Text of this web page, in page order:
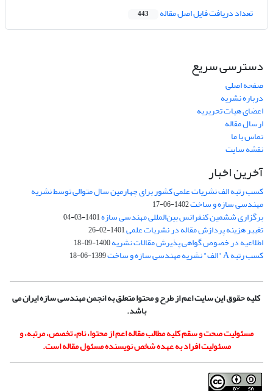
تعداد دریافت فایل اصل مقاله 443
دسترسی سریع
صفحه اصلی
درباره نشریه
اعضای هیات تحریریه
ارسال مقاله
تماس با ما
نقشه سایت
آخرین اخبار
کسب رتبه الف نشریات علمی کشور برای چهارمین سال متوالی توسط نشریه
مهندسی سازه و ساخت1402-06-17
برگزاری ششمین کنفرانس بین‌المللی مهندسی سازه1401-03-04
تغییر هزینه پردازش مقاله در نشریات علمی1401-02-26
اطلاعیه در خصوص گواهی پذیرش مقالات نشریه1400-09-18
کسب رتبه A "الف" نشریه مهندسی سازه و ساخت 1399-06-18
کلیه حقوق این سایت اعم از طرح و محتوا متعلق به انجمن مهندسی سازه ایران می
باشد.
مسئولیت صحت و سقم کلیه مطالب مقاله اعم از محتوا، نام، تخصص، مرتبه، و
مسئولیت افراد به عهده شخص نویسنده مسئول مقاله است.